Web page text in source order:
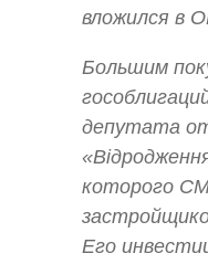
вложился в
Большим
депутата
которого
Его